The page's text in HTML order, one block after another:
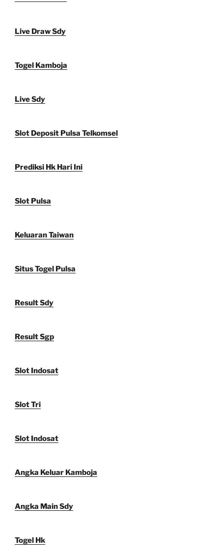
Live Draw Sdy
Togel Kamboja
Live Sdy
Slot Deposit Pulsa Telkomsel
Prediksi Hk Hari Ini
Slot Pulsa
Keluaran Taiwan
Situs Togel Pulsa
Result Sdy
Result Sgp
Slot Indosat
Slot Tri
Slot Indosat
Angka Keluar Kamboja
Angka Main Sdy
Togel Hk